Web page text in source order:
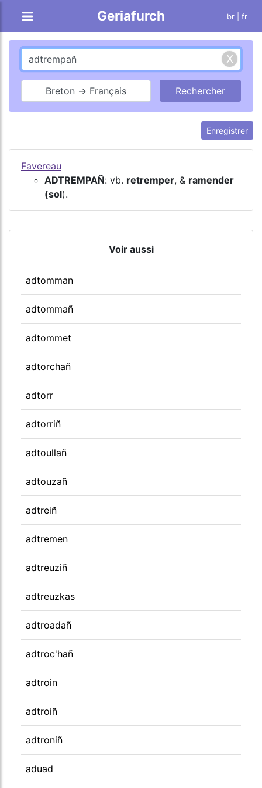
Geriafurch br | fr
Breton → Français
Enregistrer
Favereau
ADTREMPAÑ: vb. retremper, & ramender
(sol).
Voir aussi
adtomman
adtommañ
adtommet
adtorchañ
adtorr
adtorriñ
adtoullañ
adtouzañ
adtreiñ
adtremen
adtreuziñ
adtreuzkas
adtroadañ
adtroc'hañ
adtroin
adtroiñ
adtroniñ
aduad